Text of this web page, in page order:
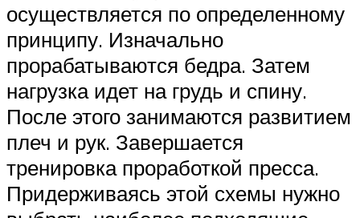
осуществляется по определенному
принципу. Изначально
прорабатываются бедра. Затем
нагрузка идет на грудь и спину.
После этого занимаются развитием
плеч и рук. Завершается
тренировка проработкой пресса.
Придерживаясь этой схемы нужно